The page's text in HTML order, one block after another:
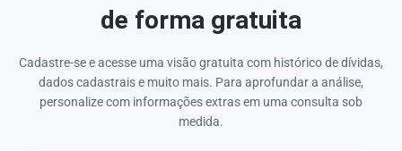
de forma gratuita
Cadastre-se e acesse uma visão gratuita com histórico de dívidas,
dados cadastrais e muito mais. Para aprofundar a análise,
personalize com informações extras em uma consulta sob
medida.